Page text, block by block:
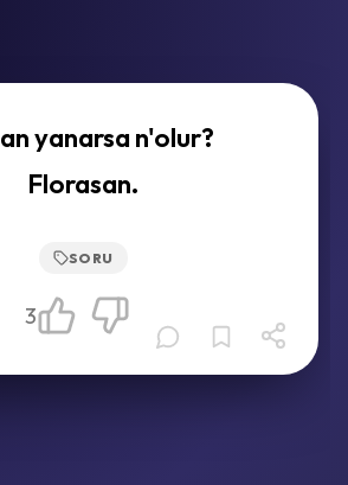
yanarsa n'olur?
Florasan.
SORU
3